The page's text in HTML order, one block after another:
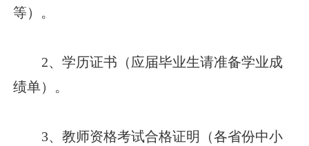
等）。
2、学历证书（应届毕业生请准备学业成
绩单）。
3、教师资格考试合格证明（各省份中小